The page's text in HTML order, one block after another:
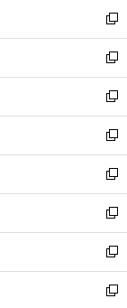
ド
ウ
で
開
く
ィ
ン
ド
ウ
で
開
く
い
ウ
ィ
ン
ド
ウ
で
開
く
新
し
い
ウ
ィ
ン
ド
ウ
で
開
く
新
し
い
ウ
ィ
ン
ド
ウ
で
開
く
新
し
い
ウ
ィ
ン
ド
ウ
で
開
く
新
し
い
ウ
ィ
ン
ド
ウ
で
新
し
い
ウ
ィ
ン
ド
新
し
い
ウ
ィ
新
し
い
新